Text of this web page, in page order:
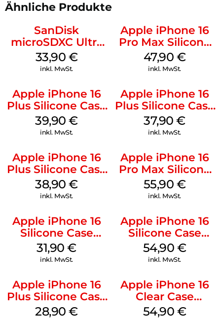
Ähnliche Produkte
SanDisk
microSDXC Ultra
128 GB + Adapter
Mobile
33,90 €
inkl. MwSt.
Apple iPhone 16
Pro Max Silicone
Case MagSafe
Black
47,90 €
inkl. MwSt.
Apple iPhone 16
Plus Silicone Case
MagSafe Plum
39,90€
inkl. MwSt.
Apple iPhone 16
Plus Silicone Case
MagSafe Lake
Green
37,90€
inkl. MwSt.
Apple iPhone 16
Plus Silicone Case
MagSafe Denim
38,90€
inkl. MwSt.
Apple iPhone 16
Pro Max Silicone
Case MagSafe
Stone Gray
55,90 €
inkl. MwSt.
Apple iPhone 16
Silicone Case
MagSafe Fuchsia
31,90€
inkl. MwSt.
Apple iPhone 16
Silicone Case
MagSafe Black
54,90 €
inkl. MwSt.
Apple iPhone 16
Plus Silicone Case
MagSafe Black
28,90€
Apple iPhone 16
Clear Case
MagSafe
54,90 €